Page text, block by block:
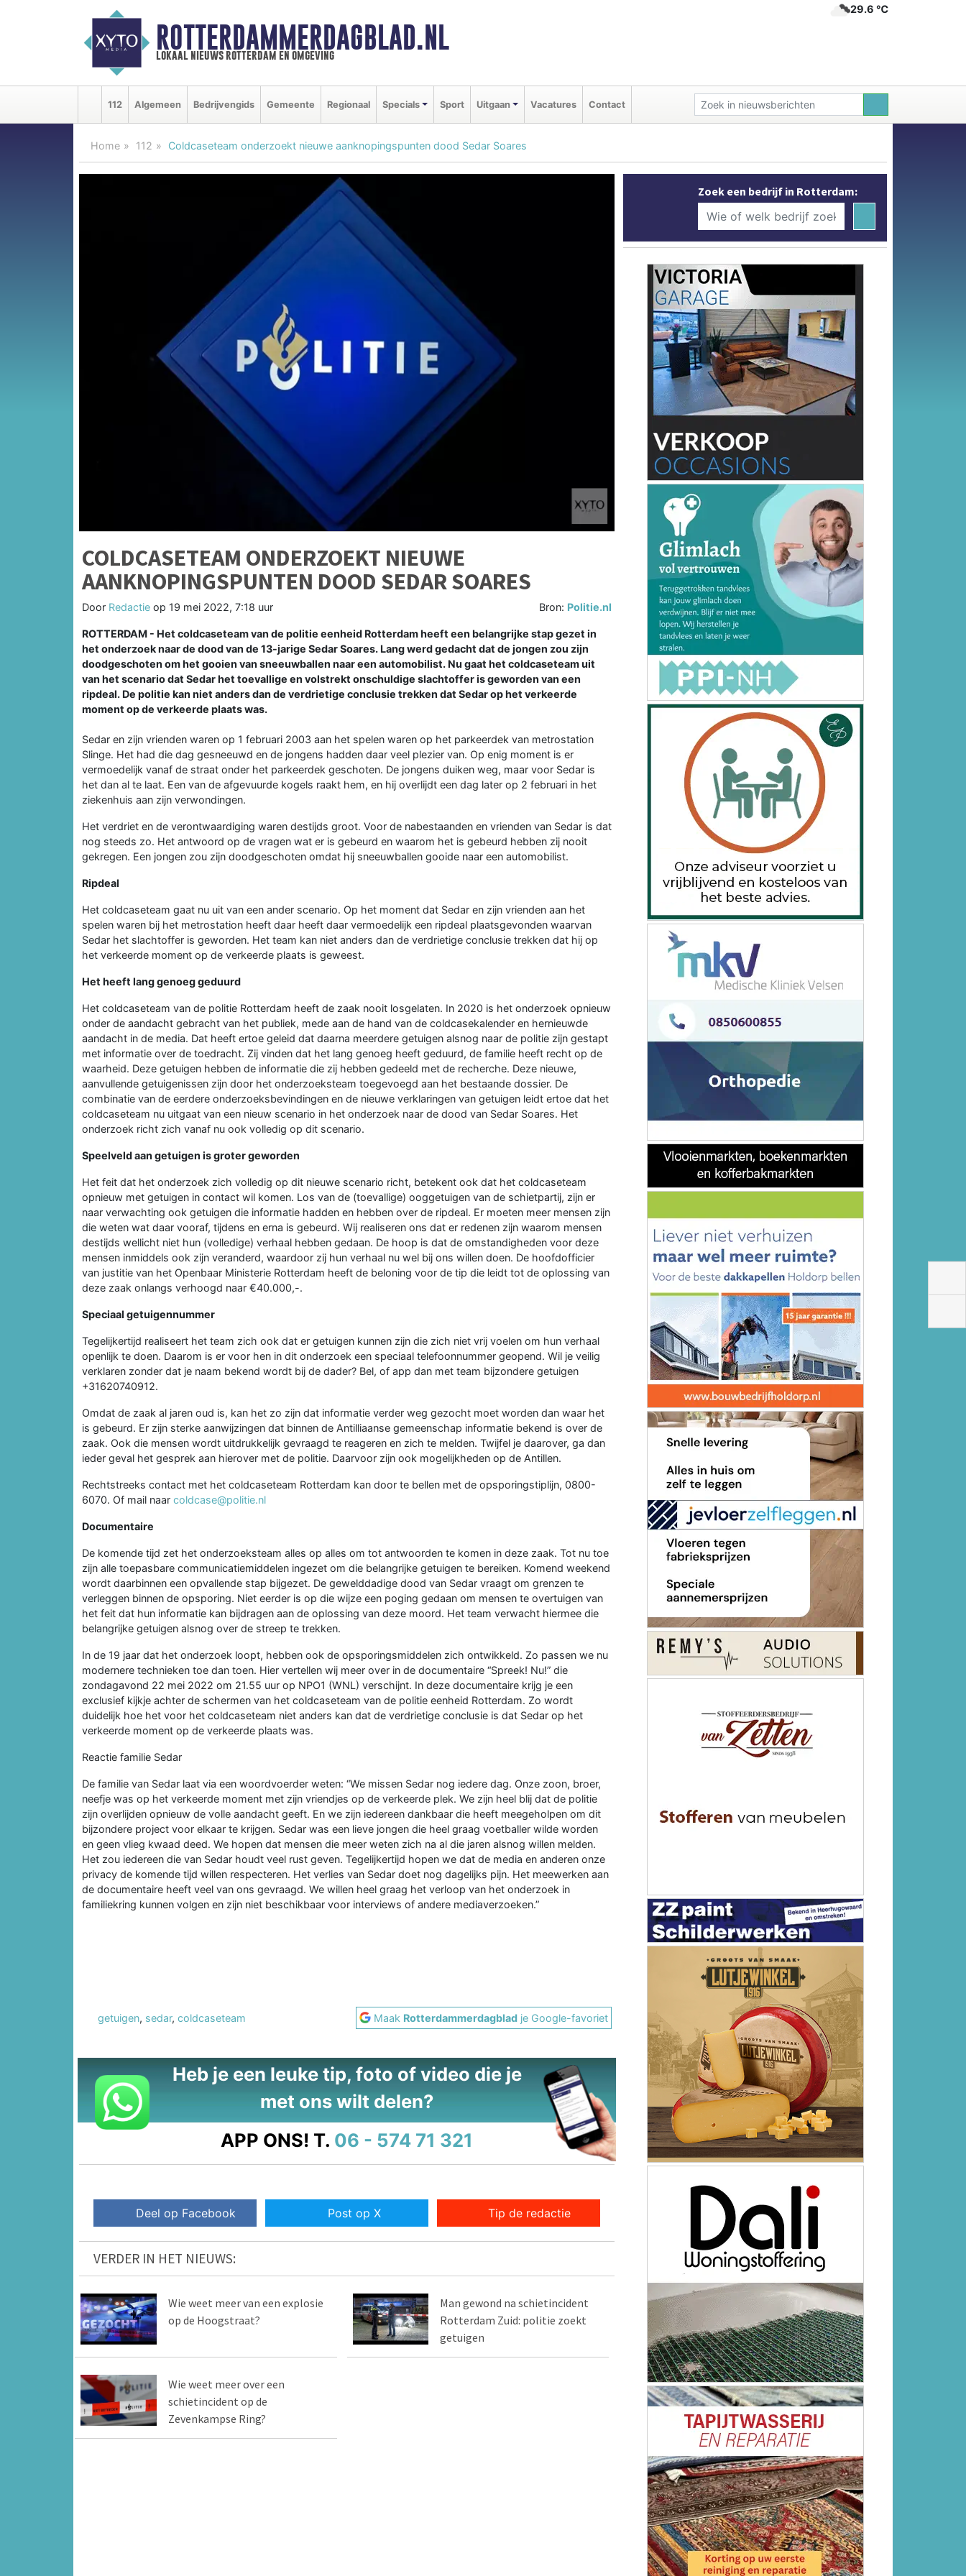
ROTTERDAMMERDAGBLAD.NL
lokaal nieuws rotterdam en omgeving
29.6 ℃
112 Algemeen Bedrijvengids Gemeente Regionaal Specials Sport Uitgaan Vacatures Contact
Home 112 Coldcaseteam onderzoekt nieuwe aanknopingspunten dood Sedar Soares
COLDCASETEAM ONDERZOEKT NIEUWE
AANKNOPINGSPUNTEN DOOD SEDAR SOARES
Door Redactie op 19 mei 2022, 7:18 uur Bron: Politie.nl
ROTTERDAM - Het coldcaseteam van de politie eenheid Rotterdam heeft een belangrijke stap gezet in
het onderzoek naar de dood van de 13-jarige Sedar Soares. Lang werd gedacht dat de jongen zou zijn
doodgeschoten om het gooien van sneeuwballen naar een automobilist. Nu gaat het coldcaseteam uit
van het scenario dat Sedar het toevallige en volstrekt onschuldige slachtoffer is geworden van een
ripdeal. De politie kan niet anders dan de verdrietige conclusie trekken dat Sedar op het verkeerde
moment op de verkeerde plaats was.
Sedar en zijn vrienden waren op 1 februari 2003 aan het spelen waren op het parkeerdek van metrostation
Slinge. Het had die dag gesneeuwd en de jongens hadden daar veel plezier van. Op enig moment is er
vermoedelijk vanaf de straat onder het parkeerdek geschoten. De jongens duiken weg, maar voor Sedar is
het dan al te laat. Een van de afgevuurde kogels raakt hem, en hij overlijdt een dag later op 2 februari in het
ziekenhuis aan zijn verwondingen.
Het verdriet en de verontwaardiging waren destijds groot. Voor de nabestaanden en vrienden van Sedar is dat
nog steeds zo. Het antwoord op de vragen wat er is gebeurd en waarom het is gebeurd hebben zij nooit
gekregen. Een jongen zou zijn doodgeschoten omdat hij sneeuwballen gooide naar een automobilist.
Ripdeal
Het coldcaseteam gaat nu uit van een ander scenario. Op het moment dat Sedar en zijn vrienden aan het
spelen waren bij het metrostation heeft daar heeft daar vermoedelijk een ripdeal plaatsgevonden waarvan
Sedar het slachtoffer is geworden. Het team kan niet anders dan de verdrietige conclusie trekken dat hij op
het verkeerde moment op de verkeerde plaats is geweest.
Het heeft lang genoeg geduurd
Het coldcaseteam van de politie Rotterdam heeft de zaak nooit losgelaten. In 2020 is het onderzoek opnieuw
onder de aandacht gebracht van het publiek, mede aan de hand van de coldcasekalender en hernieuwde
aandacht in de media. Dat heeft ertoe geleid dat daarna meerdere getuigen alsnog naar de politie zijn gestapt
met informatie over de toedracht. Zij vinden dat het lang genoeg heeft geduurd, de familie heeft recht op de
waarheid. Deze getuigen hebben de informatie die zij hebben gedeeld met de recherche. Deze nieuwe,
aanvullende getuigenissen zijn door het onderzoeksteam toegevoegd aan het bestaande dossier. De
combinatie van de eerdere onderzoeksbevindingen en de nieuwe verklaringen van getuigen leidt ertoe dat het
coldcaseteam nu uitgaat van een nieuw scenario in het onderzoek naar de dood van Sedar Soares. Het
onderzoek richt zich vanaf nu ook volledig op dit scenario.
Speelveld aan getuigen is groter geworden
Het feit dat het onderzoek zich volledig op dit nieuwe scenario richt, betekent ook dat het coldcaseteam
opnieuw met getuigen in contact wil komen. Los van de (toevallige) ooggetuigen van de schietpartij, zijn er
naar verwachting ook getuigen die informatie hadden en hebben over de ripdeal. Er moeten meer mensen zijn
die weten wat daar vooraf, tijdens en erna is gebeurd. Wij realiseren ons dat er redenen zijn waarom mensen
destijds wellicht niet hun (volledige) verhaal hebben gedaan. De hoop is dat de omstandigheden voor deze
mensen inmiddels ook zijn veranderd, waardoor zij hun verhaal nu wel bij ons willen doen. De hoofdofficier
van justitie van het Openbaar Ministerie Rotterdam heeft de beloning voor de tip die leidt tot de oplossing van
deze zaak onlangs verhoogd naar €40.000,-.
Speciaal getuigennummer
Tegelijkertijd realiseert het team zich ook dat er getuigen kunnen zijn die zich niet vrij voelen om hun verhaal
openlijk te doen. Daarom is er voor hen in dit onderzoek een speciaal telefoonnummer geopend. Wil je veilig
verklaren zonder dat je naam bekend wordt bij de dader? Bel, of app dan met team bijzondere getuigen
+31620740912.
Omdat de zaak al jaren oud is, kan het zo zijn dat informatie verder weg gezocht moet worden dan waar het
is gebeurd. Er zijn sterke aanwijzingen dat binnen de Antilliaanse gemeenschap informatie bekend is over de
zaak. Ook die mensen wordt uitdrukkelijk gevraagd te reageren en zich te melden. Twijfel je daarover, ga dan
ieder geval het gesprek aan hierover met de politie. Daarvoor zijn ook mogelijkheden op de Antillen.
Rechtstreeks contact met het coldcaseteam Rotterdam kan door te bellen met de opsporingstiplijn, 0800-
6070. Of mail naar coldcase@politie.nl
Documentaire
De komende tijd zet het onderzoeksteam alles op alles om tot antwoorden te komen in deze zaak. Tot nu toe
zijn alle toepasbare communicatiemiddelen ingezet om die belangrijke getuigen te bereiken. Komend weekend
wordt daarbinnen een opvallende stap bijgezet. De gewelddadige dood van Sedar vraagt om grenzen te
verleggen binnen de opsporing. Niet eerder is op die wijze een poging gedaan om mensen te overtuigen van
het feit dat hun informatie kan bijdragen aan de oplossing van deze moord. Het team verwacht hiermee die
belangrijke getuigen alsnog over de streep te trekken.
In de 19 jaar dat het onderzoek loopt, hebben ook de opsporingsmiddelen zich ontwikkeld. Zo passen we nu
modernere technieken toe dan toen. Hier vertellen wij meer over in de documentaire “Spreek! Nu!” die
zondagavond 22 mei 2022 om 21.55 uur op NPO1 (WNL) verschijnt. In deze documentaire krijg je een
exclusief kijkje achter de schermen van het coldcaseteam van de politie eenheid Rotterdam. Zo wordt
duidelijk hoe het voor het coldcaseteam niet anders kan dat de verdrietige conclusie is dat Sedar op het
verkeerde moment op de verkeerde plaats was.
Reactie familie Sedar
De familie van Sedar laat via een woordvoerder weten: “We missen Sedar nog iedere dag. Onze zoon, broer,
neefje was op het verkeerde moment met zijn vriendjes op de verkeerde plek. We zijn heel blij dat de politie
zijn overlijden opnieuw de volle aandacht geeft. En we zijn iedereen dankbaar die heeft meegeholpen om dit
bijzondere project voor elkaar te krijgen. Sedar was een lieve jongen die heel graag voetballer wilde worden
en geen vlieg kwaad deed. We hopen dat mensen die meer weten zich na al die jaren alsnog willen melden.
Het zou iedereen die van Sedar houdt veel rust geven. Tegelijkertijd hopen we dat de media en anderen onze
privacy de komende tijd willen respecteren. Het verlies van Sedar doet nog dagelijks pijn. Het meewerken aan
de documentaire heeft veel van ons gevraagd. We willen heel graag het verloop van het onderzoek in
familiekring kunnen volgen en zijn niet beschikbaar voor interviews of andere mediaverzoeken.”
getuigen, sedar, coldcaseteam Maak Rotterdammerdagblad je Google-favoriet
Heb je een leuke tip, foto of video die je
met ons wilt delen?
APP ONS! T. 06 - 574 71 321
Deel op Facebook Post op X Tip de redactie
VERDER IN HET NIEUWS:
Wie weet meer van een explosie
op de Hoogstraat?
Man gewond na schietincident
Rotterdam Zuid: politie zoekt
getuigen
Wie weet meer over een
schietincident op de
Zevenkampse Ring?
Zoek een bedrijf in Rotterdam: